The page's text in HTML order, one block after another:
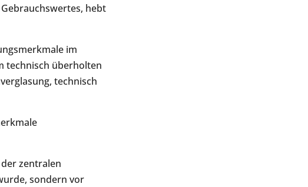
hebt
im
technisch überholten
technisch
zentralen
sondern vor